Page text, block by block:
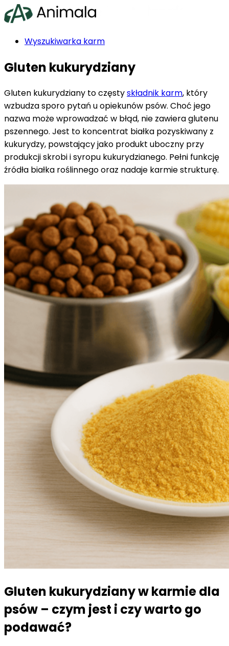
Wyszukiwarka karm
Producenci karm
Blog
Indeks składników
Enable dark mode
Gluten kukurydziany
Gluten kukurydziany to częstyskładnik karm, który
wzbudza sporo pytań u opiekunów psów. Choć jego
nazwa może wprowadzać w błąd, nie zawiera glutenu
pszennego. Jest to koncentrat białka pozyskiwany z
kukurydzy, powstający jako produkt uboczny przy
produkcji skrobi i syropu kukurydzianego. Pełni funkcję
źródła białka roślinnego oraz nadaje karmie strukturę.
Gluten kukurydziany w karmie dla
psów – czym jest i czy warto go
podawać?